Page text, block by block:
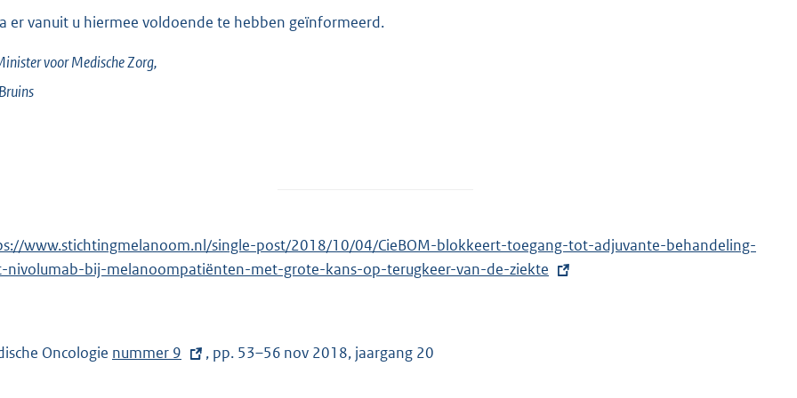
er vanuit u hiermee voldoende te hebben geïnformeerd.
voor Medische Zorg,
Bruins
www.stichtingmelanoom.nl/single-post/2018/10/04/CieBOM-blokkeert-toegang-tot-adjuvante-behandeling-
nivolumab-bij-melanoompatiënten-met-grote-kans-op-terugkeer-van-de-ziekte
Oncologie E
nummer 9 , pp. 53–56 nov 2018, jaargang 20